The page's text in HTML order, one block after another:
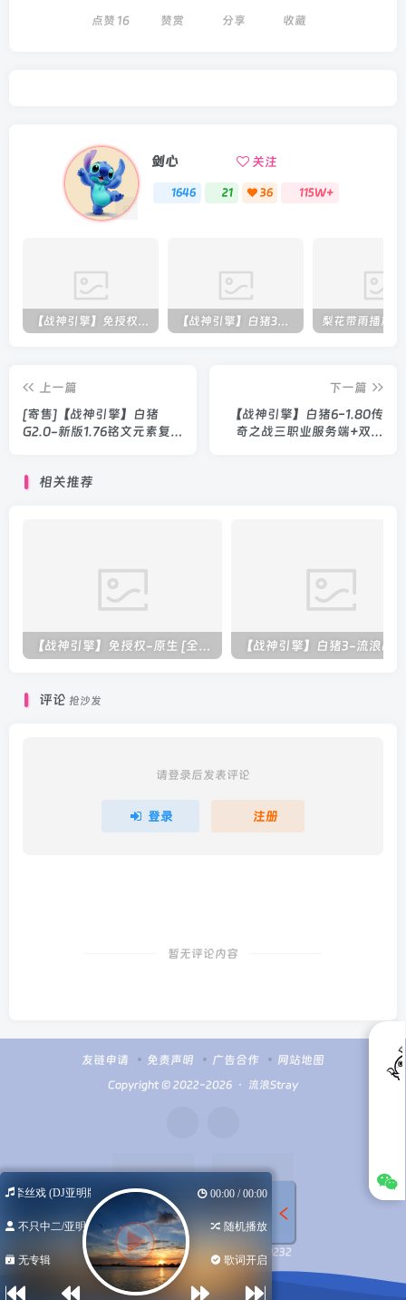
点赞 16 赞赏 分享 收藏
剑心 关注
1646 21 36 115W+
上一篇
[寄售]【战神引擎】白猪
G2.0-新版1.76铭文元素复古
下一篇
【战神引擎】白猪6-1.80传
奇之战三职业服务端+双端
相关推荐
【战神引擎】免授权-原生 [全屏自动拾取] 插件 + 配置教程（更新修复版，具体自测）
评论 抢沙发
请登录后发表评论
登录 注册
暂无评论内容
友链申请 免责声明 广告合作 网站地图
Copyright © 2022-2026 ・ 流浪Stray
扫码加微信 Q群100949232
牵丝戏 (DJ亚明版) 00:00 / 00:00
不只中二/亚明 随机播放
无专辑 歌词开启